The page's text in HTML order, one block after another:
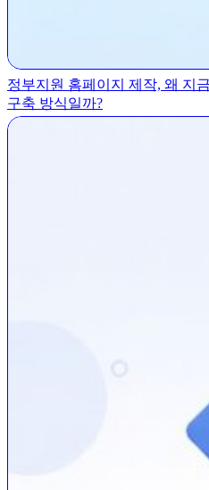
정부지원 홈페이지 제작, 왜 지
구축 방식일까?